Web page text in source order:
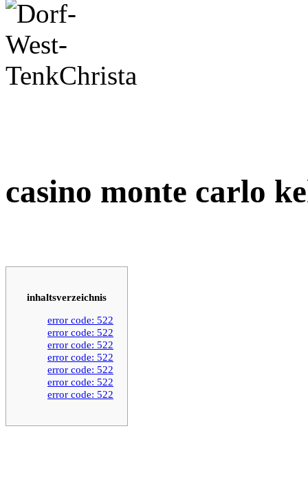
casino monte carlo
inhaltsverzeichnis
error code: 522
error code: 522
error code: 522
error code: 522
error code: 522
error code: 522
error code: 522